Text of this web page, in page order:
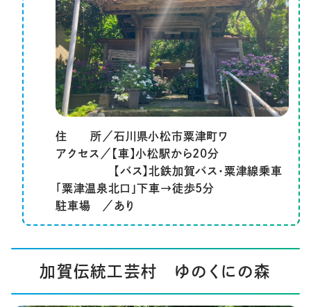
住 所／石川県小松市粟津町ワ
アクセス／【車】小松駅から20分
【バス】北鉄加賀バス・粟津線乗車
「粟津温泉北口」下車→徒歩5分
駐車場 ／あり
加賀伝統工芸村 ゆのくにの森